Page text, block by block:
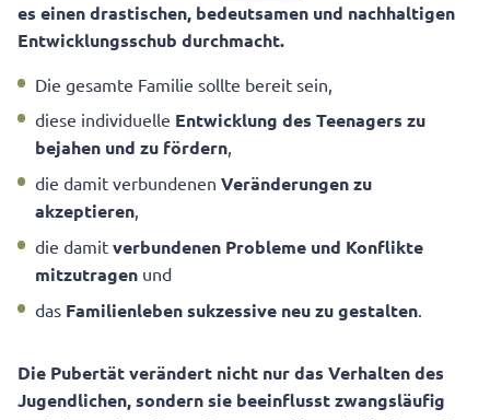
es einen drastischen, bedeutsamen und nachhaltigen
Entwicklungsschub durchmacht.
Die gesamte Familie sollte bereit sein,
diese individuelle Entwicklung des Teenagers zu
bejahen und zu fördern,
die damit verbundenen Veränderungen zu
akzeptieren,
die damit verbundenen Probleme und Konflikte
mitzutragen und
das Familienleben sukzessive neu zu gestalten.
Die Pubertät verändert nicht nur das Verhalten des
Jugendlichen, sondern sie beeinflusst zwangsläufig